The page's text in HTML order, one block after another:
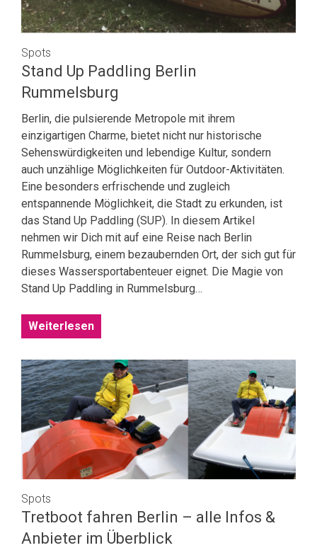
Spots
Stand Up Paddling Berlin
Rummelsburg
Berlin, die pulsierende Metropole mit ihrem
einzigartigen Charme, bietet nicht nur historische
Sehenswürdigkeiten und lebendige Kultur, sondern
auch unzählige Möglichkeiten für Outdoor-Aktivitäten.
Eine besonders erfrischende und zugleich
entspannende Möglichkeit, die Stadt zu erkunden, ist
das Stand Up Paddling (SUP). In diesem Artikel
nehmen wir Dich mit auf eine Reise nach Berlin
Rummelsburg, einem bezaubernden Ort, der sich gut für
dieses Wassersportabenteuer eignet. Die Magie von
Stand Up Paddling in Rummelsburg…
Weiterlesen
Spots
Tretboot fahren Berlin – alle Infos &
Anbieter im Überblick